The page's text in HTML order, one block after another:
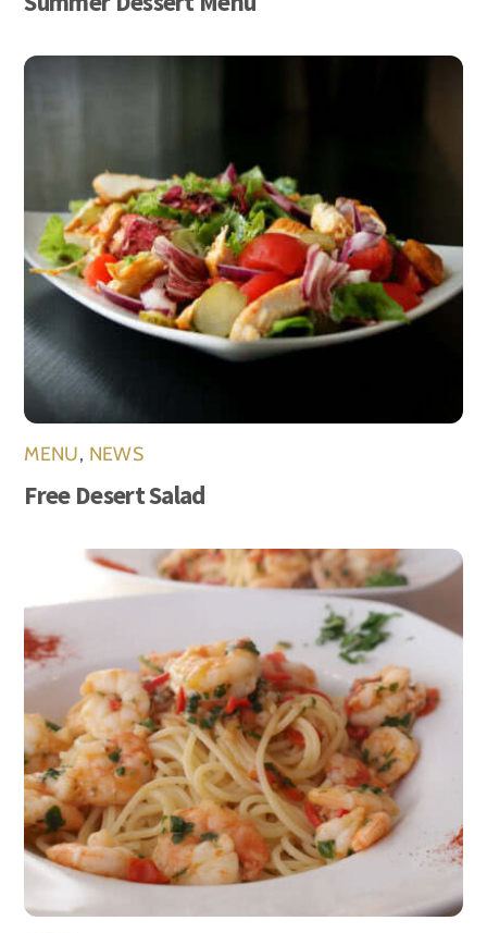
MENU, NEWS
Free Desert Salad